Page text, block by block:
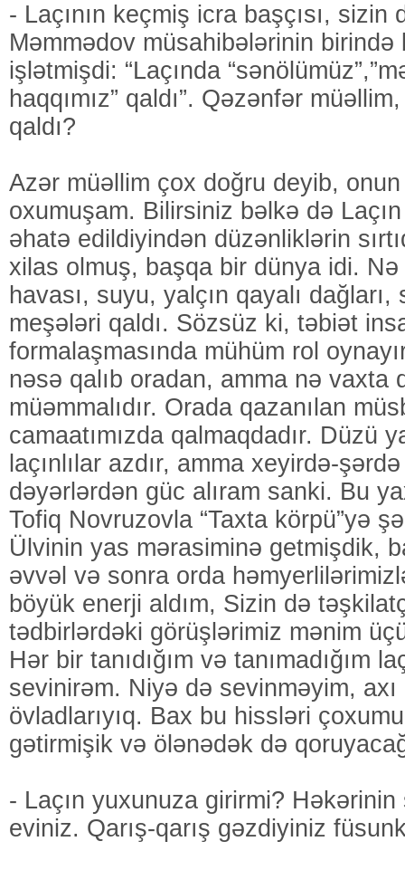
- Laçının keçmiş icra başçısı, sizin
Məmmədov müsahibələrinin birində
işlətmişdi: “Laçında
haqqımız” qaldı”. Qəzənfər
qaldı?
Azər müəllim çox doğru deyib,
oxumuşam. Bilirsiniz bəlkə də
əhatə edildiyindən düzənliklərin
xilas olmuş, başqa bir dünya idi. Nə
havası, suyu, yalçın qayalı dağları,
meşələri qaldı. Sözsüz ki, təbiət
formalaşmasında mühüm rol
nəsə qalıb oradan, amma nə vaxta
müəmmalıdır. Orada qazanılan
camaatımızda qalmaqdadır. Düzü
laçınlılar azdır, amma xeyirdə-
dəyərlərdən güc alıram sanki. Bu
Tofiq Novruzovla “Taxta körpü”yə
Ülvinin yas mərasiminə getmişdik,
əvvəl və sonra orda
böyük enerji aldım, Sizin də
tədbirlərdəki görüşlərimiz mənim
Hər bir tanıdığım və tanımadığım
sevinirəm. Niyə də sevinməyim,
övladlarıyıq. Bax bu hissləri
gətirmişik və ölənədək də
- Laçın yuxunuza girirmi?
eviniz. Qarış-qarış gəzdiyiniz